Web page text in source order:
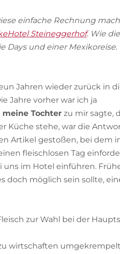
einfache Rechnung
Steineggerhof. Wie die
Days und einer Mexikoreise.
Jahren wieder zurück in
Jahre vorher war ich ja
meine Tochter zu mir sagte,
Küche stehe, war die
Artikel gestoßen, bei dem
fleischlosen Tag
im Hotel einführen.
doch möglich sein sollte,
zur Wahl bei der
wirtschaften